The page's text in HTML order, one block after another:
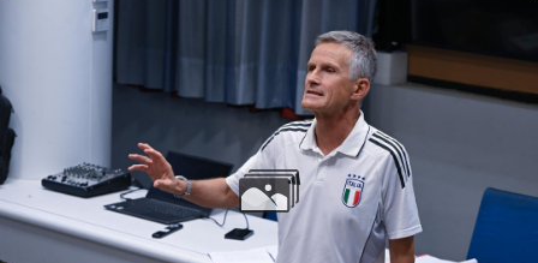
nazionali
Cerca
Whistleblowing